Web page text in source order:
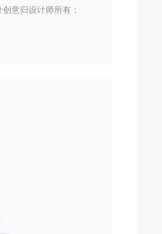
意归设计师所有；